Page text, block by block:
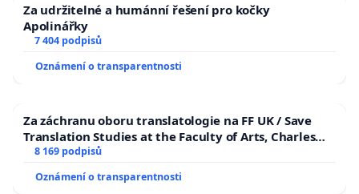
Za udržitelné a humánní řešení pro kočky
Apolinářky
7 404 podpisů
Oznámení o transparentnosti
Za záchranu oboru translatologie na FF UK / Save
Translation Studies at the Faculty of Arts, Charles
University
8 169 podpisů
Oznámení o transparentnosti